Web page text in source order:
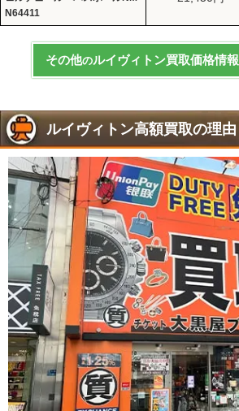
N64411
その他のルイヴィトン買取価格情報
ルイヴィトン高額買取の理由